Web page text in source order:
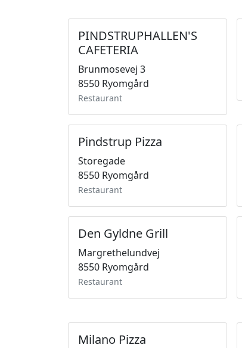
PINDSTRUPHALLEN'S
CAFETERIA
Brunmosevej 3
8550 Ryomgård
Restaurant
Pindstrup Pizza
Storegade
8550 Ryomgård
Restaurant
Den Gyldne Grill
Margrethelundvej
8550 Ryomgård
Restaurant
Milano Pizza